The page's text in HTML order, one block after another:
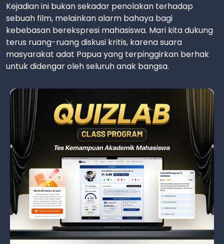
Kejadian ini bukan sekadar penolakan terhadap
sebuah film, melainkan alarm bahaya bagi
kebebasan berekspresi mahasiswa. Mari kita dukung
terus ruang-ruang diskusi kritis, karena suara
masyarakat adat Papua yang terpinggirkan berhak
untuk didengar oleh seluruh anak bangsa.